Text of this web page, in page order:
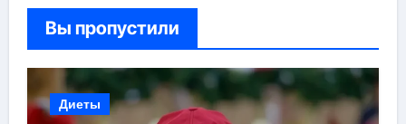
Вы пропустили
Диеты